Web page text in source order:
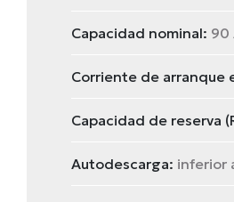
Capacidad nominal: 90
Corriente de arranque
Capacidad de reserva
Autodescarga: inferior